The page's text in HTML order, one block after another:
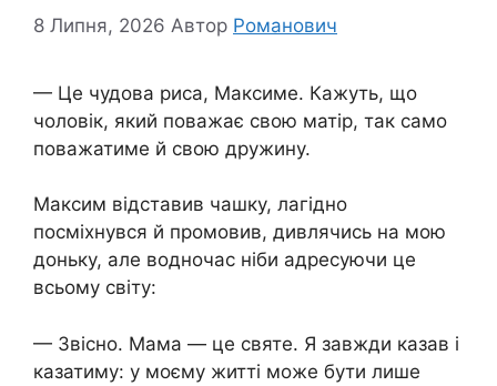
8 Липня, 2026 Автор Романович
— Це чудова риса, Максиме. Кажуть, що
чоловік, який поважає свою матір, так само
поважатиме й свою дружину.
Максим відставив чашку, лагідно
посміхнувся й промовив, дивлячись на мою
доньку, але водночас ніби адресуючи це
всьому світу:
— Звісно. Мама — це святе. Я завжди казав і
казатиму: у моєму житті може бути лише